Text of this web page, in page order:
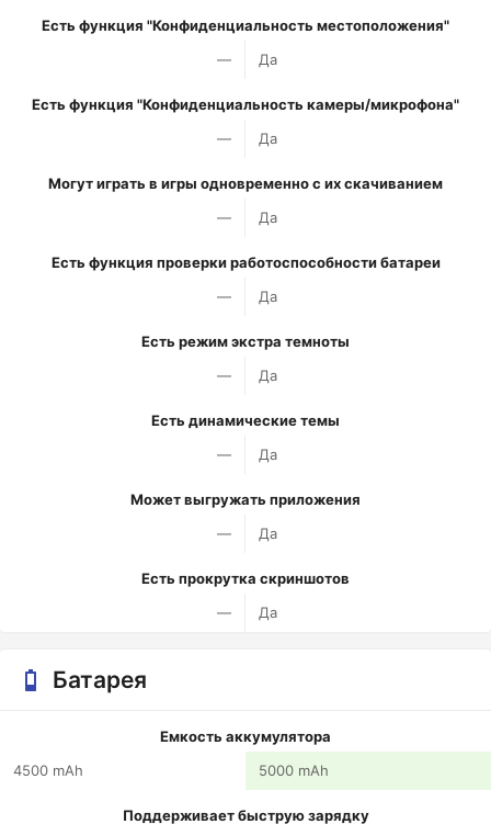
Есть функция "Конфиденциальность местоположения"
—
Да
Есть функция "Конфиденциальность камеры/микрофона"
—
Да
Могут играть в игры одновременно с их скачиванием
—
Да
Есть функция проверки работоспособности батареи
—
Да
Есть режим экстра темноты
—
Да
Есть динамические темы
—
Да
Может выгружать приложения
—
Да
Есть прокрутка скриншотов
—
Да
Батарея
Емкость аккумулятора
4500 mAh
5000 mAh
Поддерживает быструю зарядку